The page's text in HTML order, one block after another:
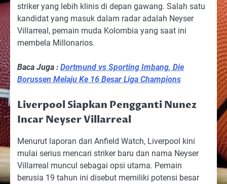
striker yang lebih klinis di depan gawang. Salah satu
kandidat yang masuk dalam radar adalah Neyser
Villarreal, pemain muda Kolombia yang saat ini
membela Millonarios.
Baca Juga : Dortmund vs Sporting Imbang, Die
Borussen Melaju Ke 16 Besar Liga Champions
Liverpool Siapkan Pengganti Nunez
Incar Neyser Villarreal
Menurut laporan dari Anfield Watch, Liverpool kini
mulai serius mencari striker baru dan nama Neyser
Villarreal muncul sebagai opsi utama. Pemain
berusia 19 tahun ini disebut memiliki potensi besar